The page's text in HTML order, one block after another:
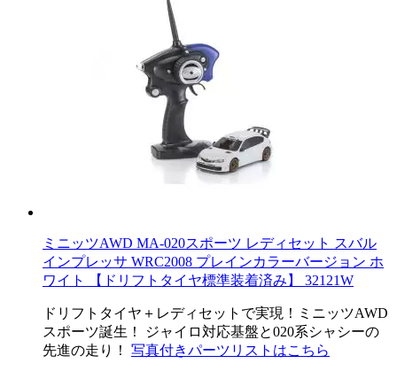
ミニッツAWD MA-020スポーツ レディセット スバル
インプレッサ WRC2008 プレインカラーバージョン ホ
ワイト 【ドリフトタイヤ標準装着済み】 32121W
ドリフトタイヤ＋レディセットで実現！ミニッツAWD
スポーツ誕生！ ジャイロ対応基盤と020系シャシーの
先進の走り！ 写真付きパーツリストはこちら